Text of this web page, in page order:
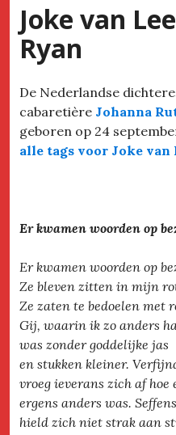
Joke van
Ryan
De Nederlandse
cabaretière Johanna
geboren op 24
alle tags voor Joke van
Er kwamen woorden op
Er kwamen woorden op
Ze bleven zitten in mijn
Ze zaten te bedoelen met
Gij, waarin ik zo anders
was zonder goddelijke jas
en stukken kleiner.
vroeg ieverans zich af hoe
ergens anders was. Seffens
hield zich niet strak aan